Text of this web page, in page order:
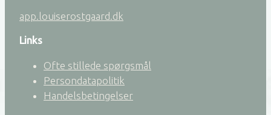
app.louiserostgaard.dk
Links
Ofte stillede spørgsmål
Persondatapolitik
Handelsbetingelser